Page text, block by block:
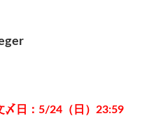
〆日：5/24（日）23:59